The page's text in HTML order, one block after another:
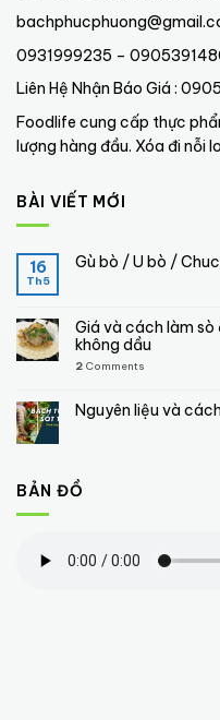
0931999235 –
Liên Hệ Nhận Báo Giá :
Foodlife cung cấp thực
lượng hàng đầu. Xóa đi nỗi
BÀI VIẾT MỚI
16
Th5
Gù bò / U bò /
Giá và cách làm sò
không dầu
2 Comments
Nguyên liệu và
BẢN ĐỒ